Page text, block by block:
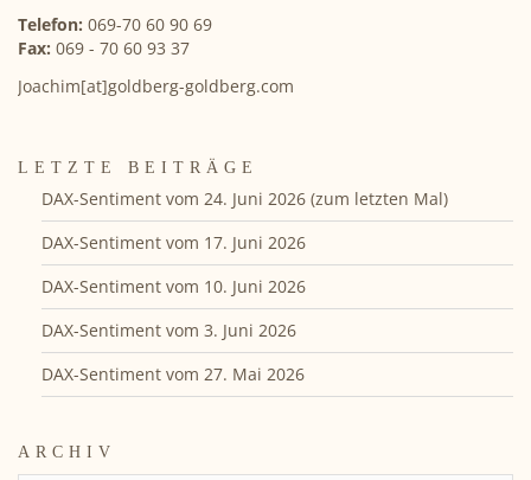
Telefon: 069-70 60 90 69
Fax: 069 - 70 60 93 37
Joachim[at]goldberg-goldberg.com
LETZTE BEITRÄGE
DAX-Sentiment vom 24. Juni 2026 (zum letzten Mal)
DAX-Sentiment vom 17. Juni 2026
DAX-Sentiment vom 10. Juni 2026
DAX-Sentiment vom 3. Juni 2026
DAX-Sentiment vom 27. Mai 2026
ARCHIV